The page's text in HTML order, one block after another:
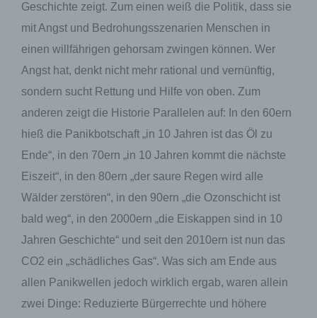
Geschichte zeigt. Zum einen weiß die Politik, dass sie
mit Angst und Bedrohungsszenarien Menschen in
einen willfährigen gehorsam zwingen können. Wer
Angst hat, denkt nicht mehr rational und vernünftig,
sondern sucht Rettung und Hilfe von oben. Zum
anderen zeigt die Historie Parallelen auf: In den 60ern
hieß die Panikbotschaft „in 10 Jahren ist das Öl zu
Ende“, in den 70ern „in 10 Jahren kommt die nächste
Eiszeit“, in den 80ern „der saure Regen wird alle
Wälder zerstören“, in den 90ern „die Ozonschicht ist
bald weg“, in den 2000ern „die Eiskappen sind in 10
Jahren Geschichte“ und seit den 2010ern ist nun das
CO2 ein „schädliches Gas“. Was sich am Ende aus
allen Panikwellen jedoch wirklich ergab, waren allein
zwei Dinge: Reduzierte Bürgerrechte und höhere